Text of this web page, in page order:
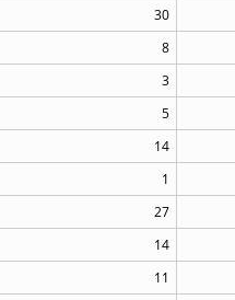
30
8
3
5
14
1
27
14
11